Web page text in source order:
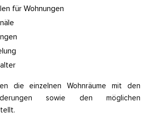
für Wohnungen
die einzelnen Wohnräume mit den
sowie den möglichen